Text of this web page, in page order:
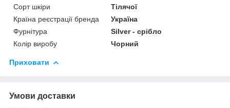
Сорт шкіри
Тілячої
Країна реєстрації бренда
Україна
Фурнітура
Silver - срібло
Колір виробу
Чорний
Приховати
Умови доставки